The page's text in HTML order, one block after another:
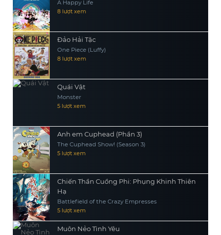
A Happy Life
8 lượt xem
Đảo Hải Tặc
One Piece (Luffy)
8 lượt xem
Quái Vật
Monster
5 lượt xem
Anh em Cuphead (Phần 3)
The Cuphead Show! (Season 3)
5 lượt xem
Chiến Thần Cuồng Phi: Phụng Khinh Thiên
Hạ
Battlefield of the Crazy Empresses
5 lượt xem
Muôn Nẻo Tình Yêu